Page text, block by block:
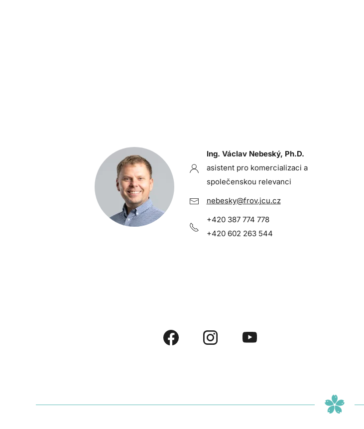
Ing. Václav Nebeský, Ph.D.
asistent pro komercializaci a
společenskou relevanci
nebesky@frov.jcu.cz
+420 387 774 778
+420 602 263 544